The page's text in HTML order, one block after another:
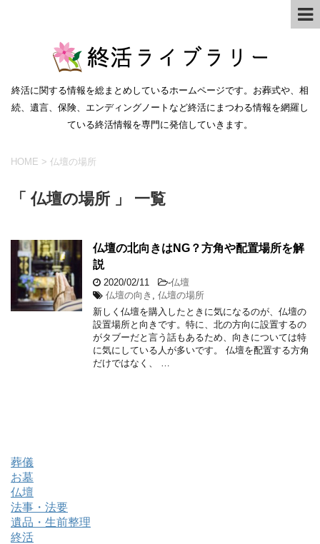
終活に関する情報を総まとめしているホームページです。お葬式や、相
続、遺言、保険、エンディングノートなど終活にまつわる情報を網羅し
ている終活情報を専門に発信していきます。
HOME > 仏壇の場所
「 仏壇の場所 」 一覧
仏壇の北向きはNG？方角や配置場所を解
説
2020/02/11 -仏壇
仏壇の向き
仏壇の場所
新しく仏壇を購入したときに気になるのが、仏壇の
設置場所と向きです。特に、北の方向に設置するの
がタブーだと言う話もあるため、向きについては特
に気にしている人が多いです。 仏壇を配置する方角
だけではなく、 …
葬儀
お墓
仏壇
法事・法要
遺品・生前整理
終活